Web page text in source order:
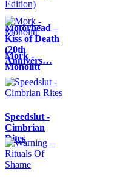
Motörhead –
Kiss of Death
(20th
Annivers…
Mork -
Monolitt
Speedslut -
Cimbrian
Rites